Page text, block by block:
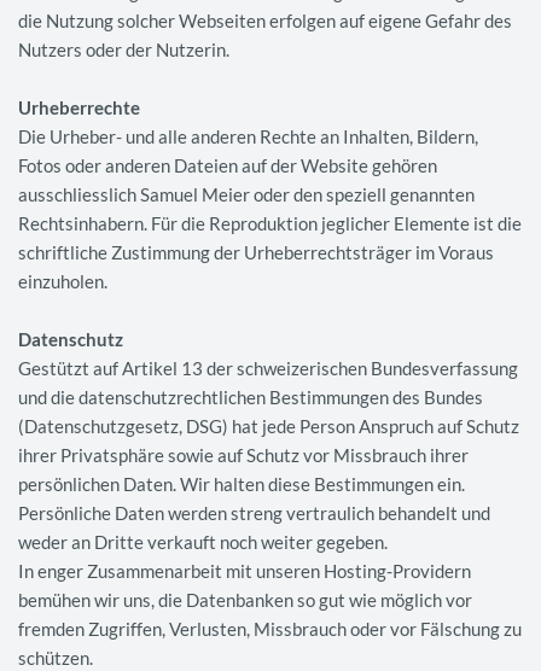
die Nutzung solcher Webseiten erfolgen auf eigene Gefahr des
Nutzers oder der Nutzerin.
Urheberrechte
Die Urheber- und alle anderen Rechte an Inhalten, Bildern,
Fotos oder anderen Dateien auf der Website gehören
ausschliesslich Samuel Meier oder den speziell genannten
Rechtsinhabern. Für die Reproduktion jeglicher Elemente ist die
schriftliche Zustimmung der Urheberrechtsträger im Voraus
einzuholen.
Datenschutz
Gestützt auf Artikel 13 der schweizerischen Bundesverfassung
und die datenschutzrechtlichen Bestimmungen des Bundes
(Datenschutzgesetz, DSG) hat jede Person Anspruch auf Schutz
ihrer Privatsphäre sowie auf Schutz vor Missbrauch ihrer
persönlichen Daten. Wir halten diese Bestimmungen ein.
Persönliche Daten werden streng vertraulich behandelt und
weder an Dritte verkauft noch weiter gegeben.
In enger Zusammenarbeit mit unseren Hosting-Providern
bemühen wir uns, die Datenbanken so gut wie möglich vor
fremden Zugriffen, Verlusten, Missbrauch oder vor Fälschung zu
schützen.